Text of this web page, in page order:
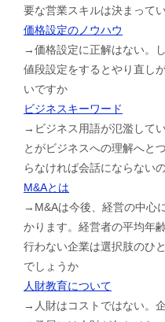
要な営業スキルは決まって
価格設定のノウハウ
→価格設定に正解はない。
値段設定をするとやり直し
いですか
ビジネスキーワード
→ビジネス用語が氾濫して
とがビジネスへの理解へと
らなければ会話にならない
M&Aとは
→M&Aは今後、経営の中心
かります。経営者の平均年
行わない企業は選択肢のひ
でしょうか
人財教育について
→人財はコストではない。